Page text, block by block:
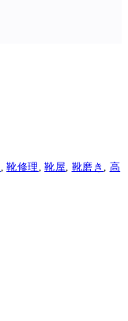
,靴修理 ,靴屋 靴磨き
高